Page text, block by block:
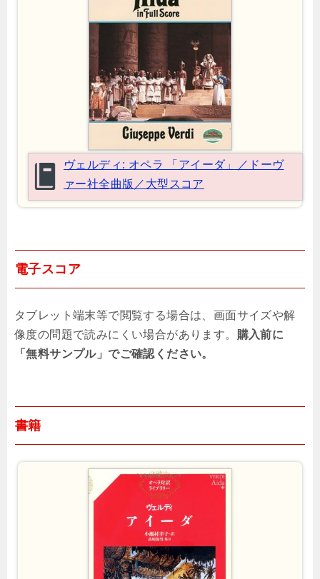
ヴェルディ: オペラ 「アイーダ」／ドーヴ
ァー社全曲版／大型スコア
電子スコア
タブレット端末等で閲覧する場合は、画面サイズや解
像度の問題で読みにくい場合があります。 購入前に
「無料サンプル」でご確認ください。
書籍